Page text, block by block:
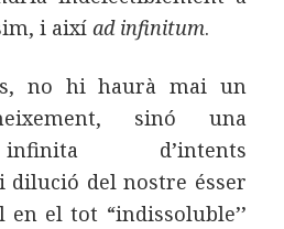
i aixíad infinitum.
no hi haurà mai un
sinó una
d’intents
dilució del nostre ésser
el tot “indissoluble’’